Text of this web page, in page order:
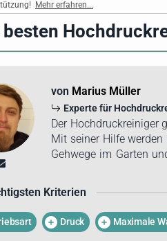
Mehr erfahren...
besten
von Marius Müller
Experte für
Der Hochdruckreiniger
Mit seiner Hilfe
Gehwege im Garten
Müller verschiedene
Test beinhaltet sowohl
Die gewonnenen
eines
Kriterien
Druck Maximale